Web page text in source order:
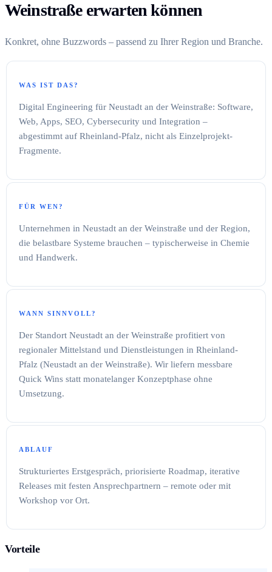
Weinstraße erwarten können
Konkret, ohne Buzzwords – passend zu Ihrer Region und Branche.
WAS IST DAS?
Digital Engineering für Neustadt an der Weinstraße: Software,
Web, Apps, SEO, Cybersecurity und Integration –
abgestimmt auf Rheinland-Pfalz, nicht als Einzelprojekt-
Fragmente.
FÜR WEN?
Unternehmen in Neustadt an der Weinstraße und der Region,
die belastbare Systeme brauchen – typischerweise in Chemie
und Handwerk.
WANN SINNVOLL?
Der Standort Neustadt an der Weinstraße profitiert von
regionaler Mittelstand und Dienstleistungen in Rheinland-
Pfalz (Neustadt an der Weinstraße). Wir liefern messbare
Quick Wins statt monatelanger Konzeptphase ohne
Umsetzung.
ABLAUF
Strukturiertes Erstgespräch, priorisierte Roadmap, iterative
Releases mit festen Ansprechpartnern – remote oder mit
Workshop vor Ort.
Vorteile